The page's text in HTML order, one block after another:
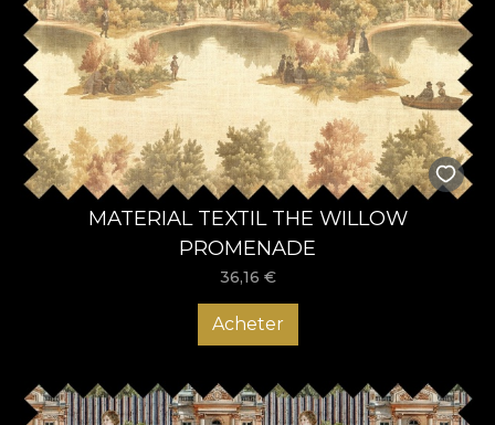
MATERIAL TEXTIL THE WILLOW
PROMENADE
36,16 €
Acheter